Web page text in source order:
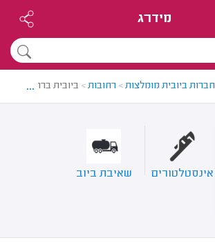
מידרג
חברות ביובית מומלצות> רחובות> ביובית ברחובות
...
אינסטלטורים שאיבת ביוב